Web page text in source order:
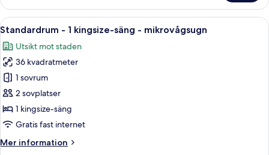
King
Bed,Non-
Smoking,Pet
Room,Exterior
Corridor,First
Floor,Coffee
Maker,Hairdryer
Öppna
alla
foton
för
Standardrum
-
1
kingsize-
-
Ett hotellrum med en säng, en tv,
7
Standardrum - 1 kingsize-säng - mikrovågsugn
Utsikt mot staden
36 kvadratmeter
1 sovrum
2 sovplatser
1 kingsize-säng
Gratis fast internet
Mer information
Mer